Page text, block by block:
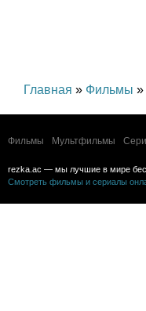
Главная » Фильмы
Фильмы Мультфильмы
rezka.ac — мы лучшие в мире
Смотреть фильмы и сериалы